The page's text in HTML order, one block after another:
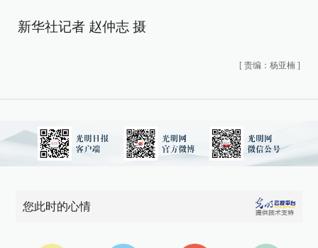
新华社记者 赵仲志 摄
[ 责编：杨亚楠 ]
您此时的心情